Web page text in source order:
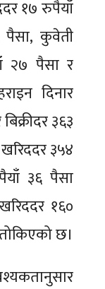
१७ रुपैयाँ
कुवेती
२७ पैसा र
दिनार
३६३
३५४
३६ पैसा
१६०
छ।